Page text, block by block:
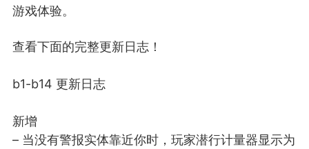
我的钱包 道具
游戏体验。
查看下面的完整更新日志！
b1-b14 更新日志
新增
– 当没有警报实体靠近你时，玩家潜行计量器显示为